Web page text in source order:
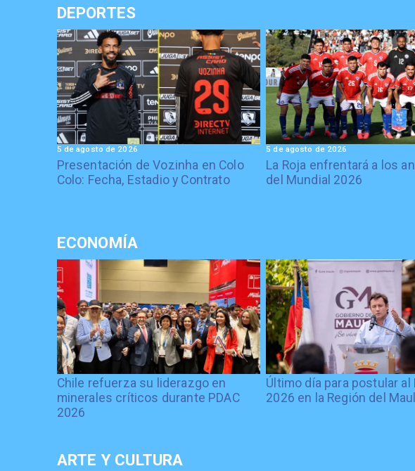
DEPORTES
Presentación de Vozinha en Colo
Colo: Fecha, Estadio y Contrato
5 de agosto de 2026
La Roja enfrentará a los
del Mundial 2026
5 de agosto de 2026
ECONOMÍA
Chile refuerza su liderazgo en
minerales críticos durante PDAC
2026
Último día para postular al
2026 en la Región del
ARTE Y CULTURA